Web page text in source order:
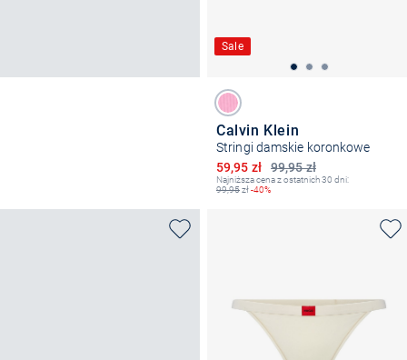
Sale
Calvin Klein
Stringi damskie koronkowe
99,95 zł
Obniżona cena
59,95 zł
Najniższa cena z ostatnich 30 dni:
99,95zł-40%